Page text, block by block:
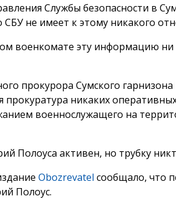
Службы безопасности в
СБУ не имеет к этому никакого
военкомате эту информацию
прокурора Сумского
прокуратура никаких
военнослужащего на
Полоуса активен, но трубку
Оbozrevatel сообщало, что
Полоус.